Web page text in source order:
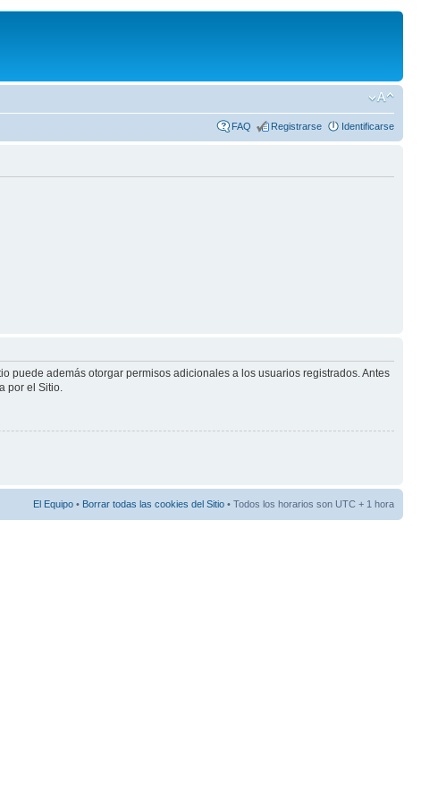
FAQ Registrarse Identificarse
puede además otorgar permisos adicionales a los usuarios registrados. Antes
por el Sitio.
El Equipo • Borrar todas las cookies del Sitio • Todos los horarios son UTC + 1 hora